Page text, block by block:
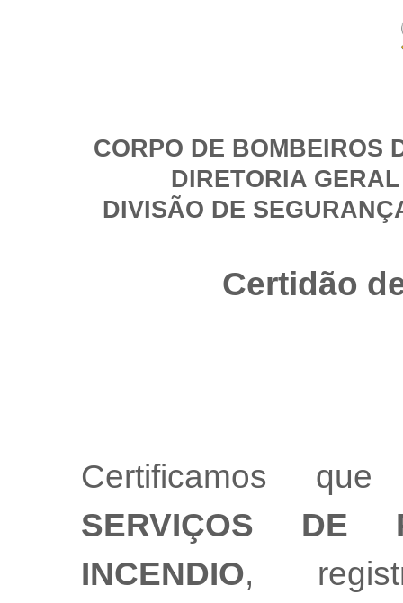
CORPO DE BOMBEIROS
DIRETORIA
DIVISÃO DE
Certidão
Certificamos
SERVIÇOS DE
INCENDIO,